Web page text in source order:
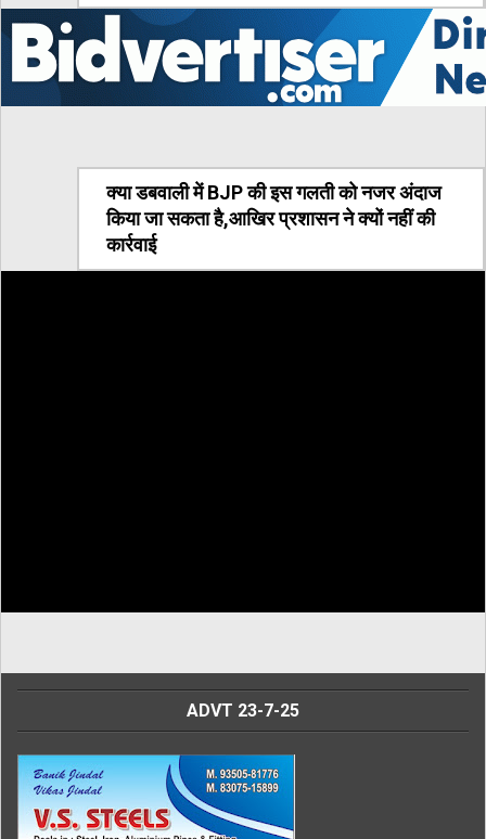
क्या डबवाली में BJP की इस गलती को नजर अंदाज
किया जा सकता है,आखिर प्रशासन ने क्यों नहीं की
कार्रवाई
ADVT 23-7-25